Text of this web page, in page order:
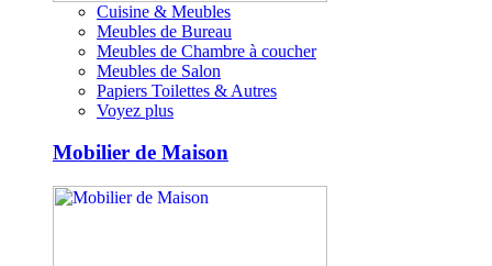
Cuisine & Meubles
Meubles de Bureau
Meubles de Chambre à coucher
Meubles de Salon
Papiers Toilettes & Autres
Voyez plus
Mobilier de Maison